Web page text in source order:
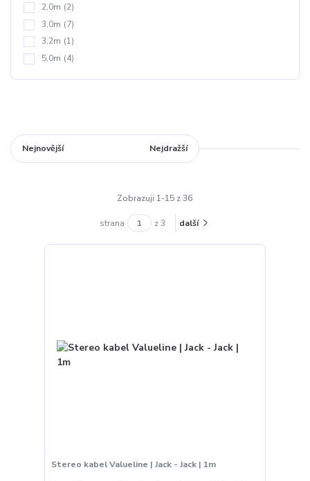
2,0m (2)
3,0m (7)
3,2m (1)
5,0m (4)
Nejnovější Nejdražší
Zobrazuji 1-15 z 36
strana z 3 další
Stereo kabel Valueline | Jack - Jack | 1m